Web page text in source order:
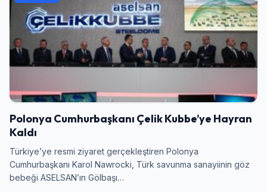
Polonya Cumhurbaşkanı Çelik Kubbe’ye Hayran
Kaldı
Türkiye’ye resmi ziyaret gerçekleştiren Polonya
Cumhurbaşkanı Karol Nawrocki, Türk savunma sanayiinin göz
bebeği ASELSAN’ın Gölbaşı…